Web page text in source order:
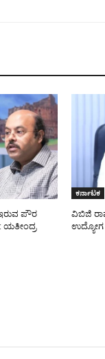
ಪೌರ
ಯತೀಂದ್ರ
ಕರ್ನಾಟಕ
ವಿಬಿಜಿ
ಉದ್ಯೋಗ